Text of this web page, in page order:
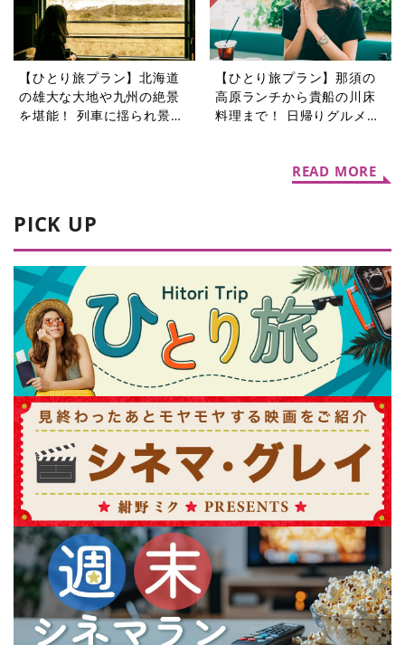
【ひとり旅プラン】北海道
の雄大な大地や九州の絶景
を堪能！ 列車に揺られ景色
【ひとり旅プラン】那須の
高原ランチから貴船の川床
料理まで！ 日帰りグルメ旅
READ MORE
PICK UP